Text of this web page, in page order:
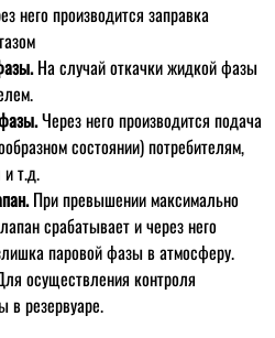
него производится заправка
На случай откачки жидкой фазы
Через него производится подача
состоянии) потребителям,
т.д.
При превышении максимально
срабатывает и через него
паровой фазы в атмосферу.
осуществления контроля
в резервуаре.